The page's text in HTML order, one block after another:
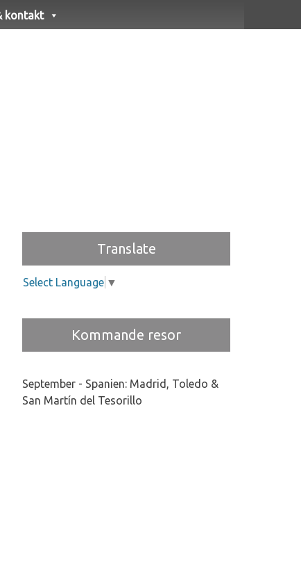
kontakt
Translate
Select Language ▼
Kommande resor
September - Spanien: Madrid, Toledo &
San Martín del Tesorillo